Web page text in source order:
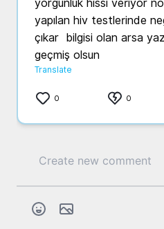
yorgunluk hissi veriyor
yapılan hiv testlerinde
çıkar  bilgisi olan arsa
geçmiş olsun
Translate
0 0